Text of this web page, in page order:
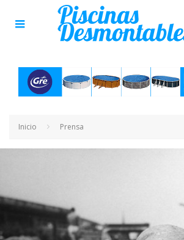
Inicio Prensa